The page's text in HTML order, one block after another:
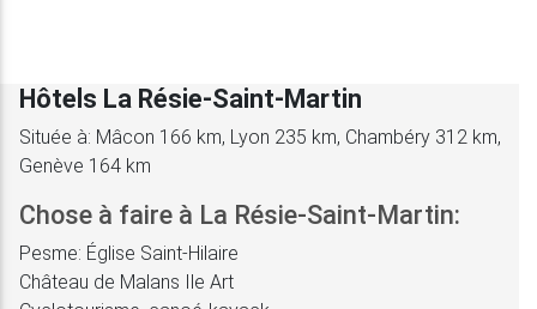
Hôtels La Résie-Saint-Martin
Située à: Mâcon 166 km, Lyon 235 km, Chambéry 312 km,
Genève 164 km
Chose à faire à La Résie-Saint-Martin:
Pesme: Église Saint-Hilaire
Château de Malans Ile Art